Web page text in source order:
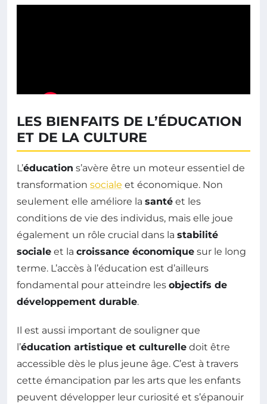
LES BIENFAITS DE L’ÉDUCATION
ET DE LA CULTURE
L’éducation s’avère être un moteur essentiel de
transformation sociale et économique. Non
seulement elle améliore la santé et les
conditions de vie des individus, mais elle joue
également un rôle crucial dans la stabilité
sociale et la croissance économique sur le long
terme. L’accès à l’éducation est d’ailleurs
fondamental pour atteindre les objectifs de
développement durable.
Il est aussi important de souligner que
l’éducation artistique et culturelle doit être
accessible dès le plus jeune âge. C’est à travers
cette émancipation par les arts que les enfants
peuvent développer leur curiosité et s’épanouir